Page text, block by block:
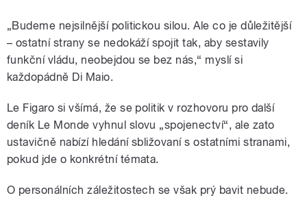
„Budeme nejsilnější politickou silou. Ale co je důležitější
– ostatní strany se nedokáží spojit tak, aby sestavily
funkční vládu, neobejdou se bez nás,“ myslí si
každopádně Di Maio.
Le Figaro si všímá, že se politik v rozhovoru pro další
deník Le Monde vyhnul slovu „spojenectví“, ale zato
ustavičně nabízí hledání sbližovaní s ostatními stranami,
pokud jde o konkrétní témata.
O personálních záležitostech se však prý bavit nebude.